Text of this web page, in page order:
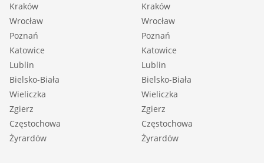
Kraków
Wrocław
Poznań
Katowice
Lublin
Bielsko-Biała
Wieliczka
Zgierz
Częstochowa
Żyrardów
Kraków
Wrocław
Poznań
Katowice
Lublin
Bielsko-Biała
Wieliczka
Zgierz
Częstochowa
Żyrardów